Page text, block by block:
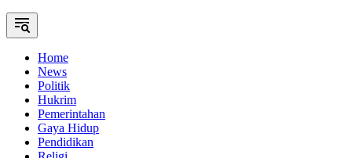
Home
News
Politik
Hukrim
Pemerintahan
Gaya Hidup
Pendidikan